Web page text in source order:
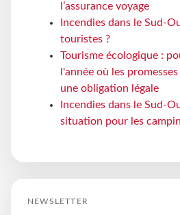
l’assurance voyage
Incendies dans le Sud-
touristes ?
Tourisme écologique :
l'année où les
une obligation légale
Incendies dans le Sud-
situation pour les
NEWSLETTER